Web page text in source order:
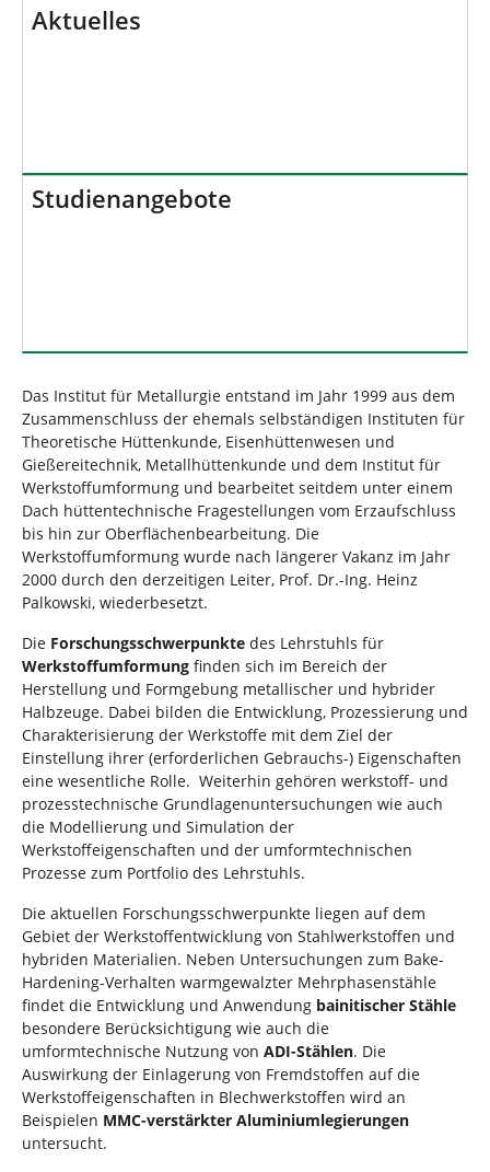
Aktuelles
Studienangebote
Das Institut für Metallurgie entstand im Jahr 1999 aus dem
Zusammenschluss der ehemals selbständigen Instituten für
Theoretische Hüttenkunde, Eisenhüttenwesen und
Gießereitechnik, Metallhüttenkunde und dem Institut für
Werkstoffumformung und bearbeitet seitdem unter einem
Dach hüttentechnische Fragestellungen vom Erzaufschluss
bis hin zur Oberflächenbearbeitung. Die
Werkstoffumformung wurde nach längerer Vakanz im Jahr
2000 durch den derzeitigen Leiter, Prof. Dr.-Ing. Heinz
Palkowski, wiederbesetzt.
Die Forschungsschwerpunkte des Lehrstuhls für
Werkstoffumformung finden sich im Bereich der
Herstellung und Formgebung metallischer und hybrider
Halbzeuge. Dabei bilden die Entwicklung, Prozessierung und
Charakterisierung der Werkstoffe mit dem Ziel der
Einstellung ihrer (erforderlichen Gebrauchs-) Eigenschaften
eine wesentliche Rolle. Weiterhin gehören werkstoff- und
prozesstechnische Grundlagenuntersuchungen wie auch
die Modellierung und Simulation der
Werkstoffeigenschaften und der umformtechnischen
Prozesse zum Portfolio des Lehrstuhls.
Die aktuellen Forschungsschwerpunkte liegen auf dem
Gebiet der Werkstoffentwicklung von Stahlwerkstoffen und
hybriden Materialien. Neben Untersuchungen zum Bake-
Hardening-Verhalten warmgewalzter Mehrphasenstähle
findet die Entwicklung und Anwendung bainitischer Stähle
besondere Berücksichtigung wie auch die
umformtechnische Nutzung von ADI-Stählen. Die
Auswirkung der Einlagerung von Fremdstoffen auf die
Werkstoffeigenschaften in Blechwerkstoffen wird an
Beispielen MMC-verstärkter Aluminiumlegierungen
untersucht.